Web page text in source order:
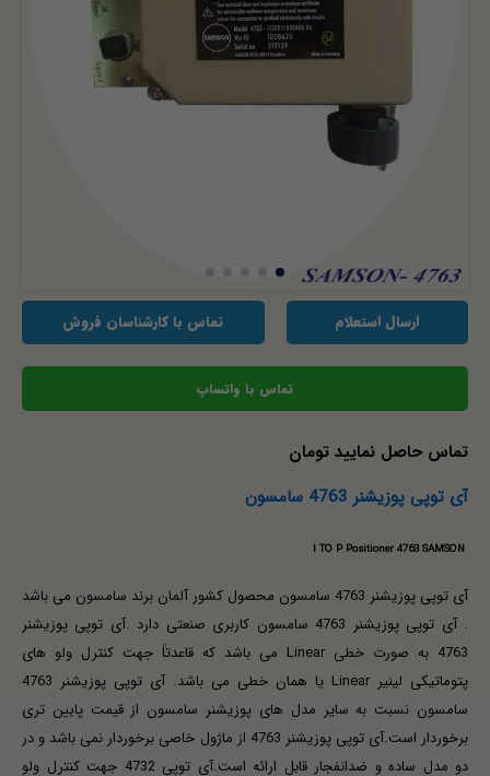
ارسال استعلام تماس با کارشناسان فروش
تماس با واتساپ
تماس حاصل نمایید تومان
آی توپی پوزیشنر 4763 سامسون
آی توپی پوزیشنر 4763 سامسون محصول کشور آلمان برند سامسون می باشد
. آی توپی پوزیشنر 4763 سامسون کاربری صنعتی دارد .آی توپی پوزیشنر
4763 به صورت خطی Linear می باشد که قاعدتاً جهت کنترل ولو های
پتوماتیکی لینیر Linear یا همان خطی می باشد. آی توپی پوزیشنر 4763
سامسون نسبت به سایر مدل های پوزیشنر سامسون از قیمت پایین تری
برخوردار است.آی توپی پوزیشنر 4763 از ماژول خاصی برخوردار نمی باشد و در
دو مدل ساده و ضدانفجار قابل ارائه است.آی توپی 4732 جهت کنترل ولو